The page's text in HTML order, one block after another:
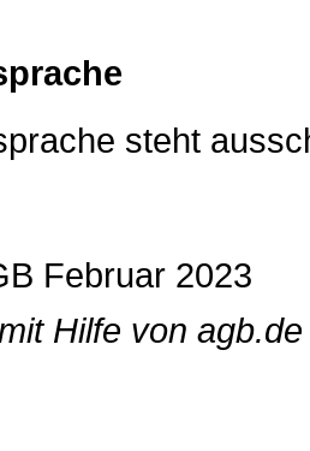
steht
Februar 2023
Hilfe von agb.de